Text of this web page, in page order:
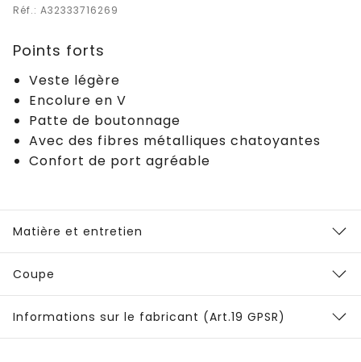
Réf.: A32333716269
Points forts
Veste légère
Encolure en V
Patte de boutonnage
Avec des fibres métalliques chatoyantes
Confort de port agréable
Matière et entretien
Coupe
Informations sur le fabricant (Art.19 GPSR)